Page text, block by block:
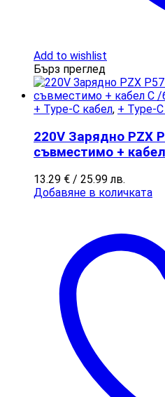
Add to wishlist
Бърз преглед
+ Type-C кабел, + Type-
220V Зарядно PZX
съвместимо +
13.29 € / 25.99 лв.
Добавяне в количката